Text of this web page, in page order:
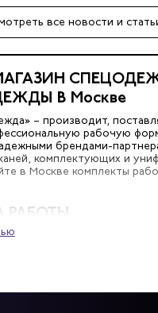
все новости и
В Москве
– производит,
рабочую
брендами-
комплектующих и
в Москве комплекты
РАБОТЫ
специалиста,
создаем